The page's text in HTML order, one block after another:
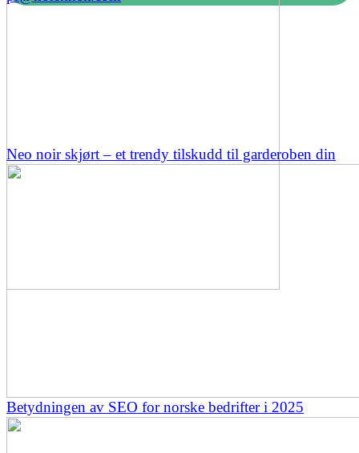
Neo noir skjørt – et trendy tilskudd til garderoben din
Betydningen av SEO for norske bedrifter i 2025